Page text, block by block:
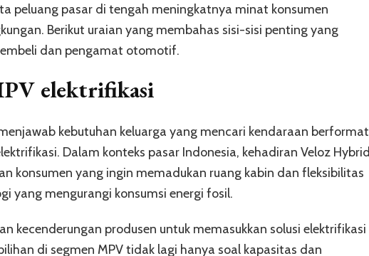
peluang pasar di tengah meningkatnya minat konsumen
Berikut uraian yang membahas sisi-sisi penting yang
dan pengamat otomotif.
elektrifikasi
kebutuhan keluarga yang mencari kendaraan berformat
Dalam konteks pasar Indonesia, kehadiran Veloz Hybrid
konsumen yang ingin memadukan ruang kabin dan fleksibilitas
yang mengurangi konsumsi energi fosil.
kecenderungan produsen untuk memasukkan solusi elektrifikasi
di segmen MPV tidak lagi hanya soal kapasitas dan